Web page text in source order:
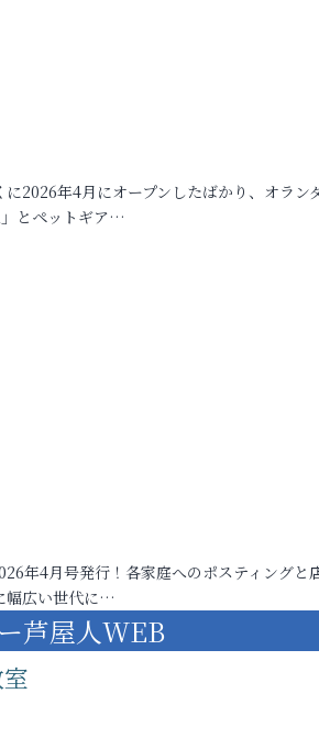
2026年4月にオープンしたばかり、オラン
とペットギア…
年4月号発行！各家庭へのポスティングと
幅広い世代に…
芦屋人WEB